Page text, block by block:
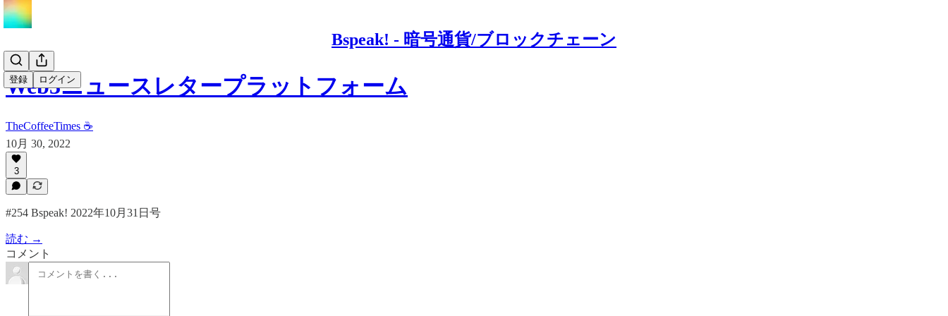
Bspeak! - 暗号通貨/ブロックチェーン
登録 ログイン
Web3ニュースレタープラットフォーム
TheCoffeeTimes ☕
10月 30, 2022
3
#254 Bspeak! 2022年10月31日号
読む →
コメント